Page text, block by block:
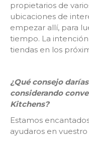
propietarios de
ubicaciones de
empezar allí, para
tiempo. La
tiendas en los
¿Qué consejo
considerando
Kitchens?
Estamos
ayudaros en